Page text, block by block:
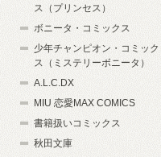
ス（プリンセス）
ボニータ・コミックス
少年チャンピオン・コミック
ス（ミステリーボニータ）
A.L.C.DX
MIU 恋愛MAX COMICS
書籍扱いコミックス
秋田文庫